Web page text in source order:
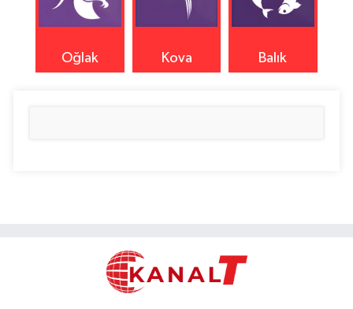
Oğlak Kova Balık